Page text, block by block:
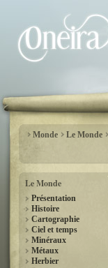
Monde Le Monde
Le Monde
Présentation
Histoire
Cartographie
Ciel et temps
Minéraux
Métaux
Herbier